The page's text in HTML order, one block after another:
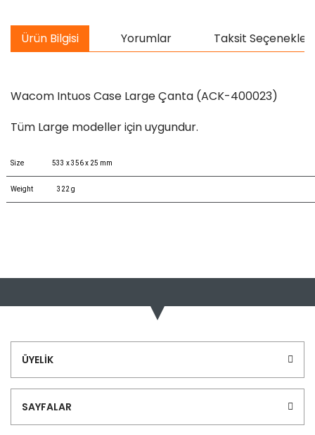
Ürün Bilgisi Yorumlar Taksit Seçenekleri
Wacom Intuos Case Large Çanta (ACK-400023)
Tüm Large modeller için uygundur.
Size 533 x 356 x 25 mm
Weight 322 g
konularda yetersiz gördüğünüz noktaları öneri formunu
Görüş ve önerileriniz için teşekkür ederiz.
Ürün bilgilerinde hatalar bulunuyor.
ÜYELİK
SAYFALAR